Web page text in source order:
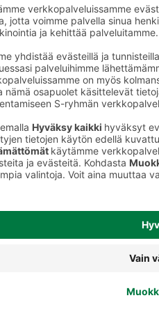
Parranhoito